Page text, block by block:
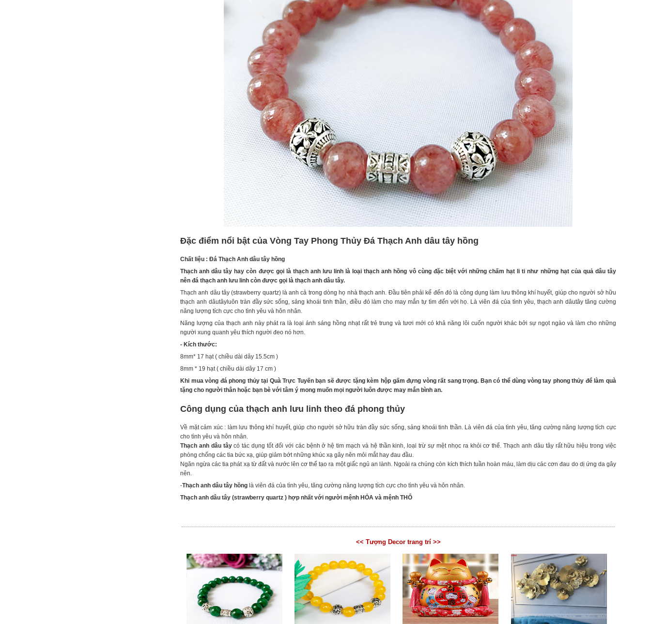
Đặc điểm nổi bật của Vòng Tay Phong Thủy Đá Thạch Anh dâu tây hồng
Chất liệu : Đá Thạch Anh dâu tây hồng
Thạch anh dâu tây hay còn được gọi là thạch anh lưu linh là loại thạch anh hồng vô cùng đặc biệt với những chấm hạt li ti như những hạt của quả dâu tây
nên đá thạch anh lưu linh còn được gọi là thạch anh dâu tây.
Thạch anh dâu tây (strawberry quartz) là anh cả trong dòng họ nhà thạch anh. Đầu tiên phải kể đến đó là công dụng làm lưu thông khí huyết, giúp cho người sở hữu
thạch anh dâutâyluôn tràn đầy sức sống, sảng khoái tinh thần, điều đó làm cho may mắn tự tìm đến với họ. Là viên đá của tình yêu, thạch anh dâutây tăng cường
năng lượng tích cực cho tình yêu và hôn nhân.
Năng lượng của thạch anh này phát ra là loại ánh sáng hồng nhạt rất trẻ trung và tươi mới có khả năng lôi cuốn người khác bởi sự ngọt ngào và làm cho những
người xung quanh yêu thích người đeo nó hơn.
- Kích thước:
8mm* 17 hạt ( chiều dài dây 15.5cm )
8mm * 19 hạt ( chiều dài dây 17 cm )
Khi mua vòng đá phong thủy tại Quà Trực Tuyến bạn sẽ được tặng kèm hộp gấm đựng vòng rất sang trọng. Bạn có thể dùng vòng tay phong thủy để làm quà
tặng cho người thân hoặc bạn bè với tâm ý mong muốn mọi người luôn được may mắn bình an.
Công dụng của thạch anh lưu linh theo đá phong thủy
Về mặt cảm xúc : làm lưu thông khí huyết, giúp cho người sở hữu tràn đầy sức sống, sảng khoái tinh thần. Là viên đá của tình yêu, tăng cường năng lượng tích cực
cho tình yêu và hôn nhân.
Thạch anh dâu tâycó tác dụng tốt đối với các bệnh ở hệ tim mạch và hệ thần kinh, loại trừ sự mệt nhọc ra khỏi cơ thể. Thạch anh dâu tây rất hữu hiệu trong việc
phòng chống các tia bức xạ, giúp giảm bớt những khúc xạ gây nên mỏi mắt hay đau đầu.
Ngăn ngừa các tia phát xạ từ đất và nước lên cơ thể tạo ra một giấc ngủ an lành. Ngoài ra chúng còn kích thích tuần hoàn máu, làm dịu các cơn đau do dị ứng da gây
nên.
-Thạch anh dâu tây hồng là viên đá của tình yêu, tăng cường năng lượng tích cực cho tình yêu và hôn nhân.
Thạch anh dâu tây (strawberry quartz ) hợp nhất với người mệnh HỎA và mệnh THỔ
<< Tượng Decor trang trí >>